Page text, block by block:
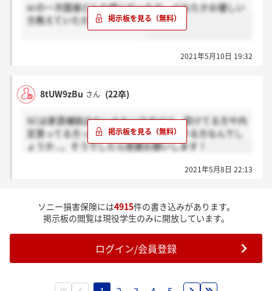
前準備が必要だと思います。
私の場合、志望動機が少々浅かったようで、その点は
言ってくれたこと以外で、当社にしかない強みは何だ
えるようにしておくと、良いかもしれません！あと、
ガクチカは２つ聞かれたので、これも念のため準備し
ておくと安心だと感じました。
逆質問の時間は10分弱あったので、３～４つ程質問さ
せて頂き、終了という感じでした。
あくまで私の時の場合なので、全て当てはまることは
無いかもしれませんが、基本的な準備がしっかりでき
長々と失礼しました。がんばってください！！
scの一次面接どんな感じだったか、どなたかお優しい
方教えていただきたいです！
2021年5月10日 19:32
8tUW9zBu さん (22卒)
SCは家賃補助出ないみたいですけど、受けてる方や内
定貰ってる方ってほとんど実家通いできる方なんでし
ょうか...。そうでしたら感謝お願いします！
2021年5月8日 22:13
ソニー損害保険には4915件の書き込みがあります。
掲示板の閲覧は現役学生のみに開放しています。
ログイン/会員登録